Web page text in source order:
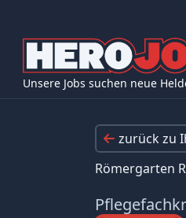
Unsere Jobs suchen neue
zurück zu
Römergarten